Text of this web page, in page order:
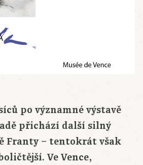
po významné výstavě
přichází další silný
Franty – tentokrát však
Ve Vence,